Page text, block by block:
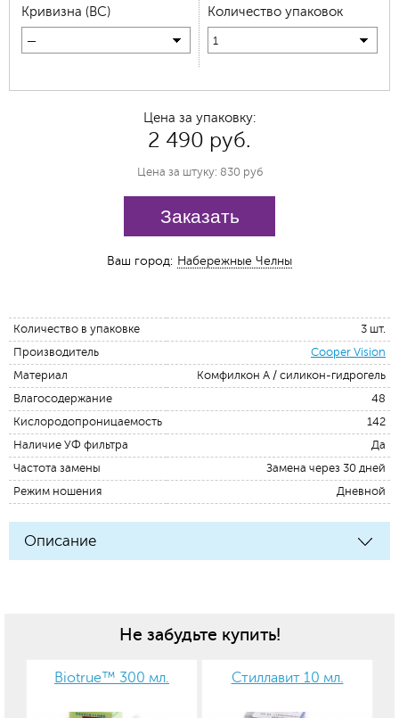
Кривизна (BC)
—
Количество упаковок
1
Цена за упаковку:
2 490 руб.
Цена за штуку: 830 руб
Заказать
Ваш город: Набережные Челны
Количество в упаковке
3 шт.
Производитель
Cooper Vision
Материал
Комфилкон А / силикон-гидрогель
Влагосодержание
48
Кислородопроницаемость
142
Наличие УФ фильтра
Да
Частота замены
Замена через 30 дней
Режим ношения
Дневной
Описание
Не забудьте купить!
Biotrue™ 300 мл. Стиллавит 10 мл.